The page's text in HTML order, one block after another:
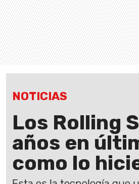
NOTICIAS
Los Rolling
años en
como lo